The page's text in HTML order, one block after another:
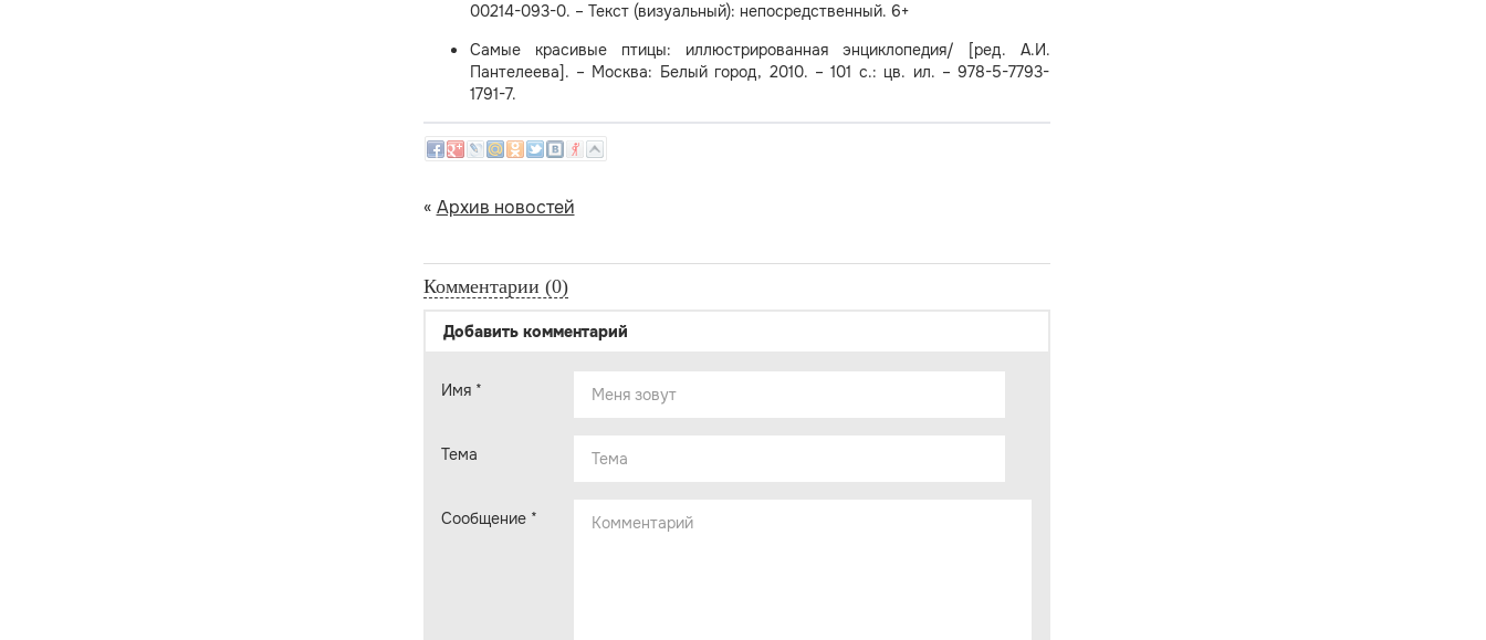
00214-093-0. – Текст (визуальный): непосредственный. 6+
Самые красивые птицы: иллюстрированная энциклопедия/ [ред. А.И.
Пантелеева]. – Москва: Белый город, 2010. – 101 с.: цв. ил. – 978-5-7793-
1791-7.
« Архив новостей
Комментарии (0)
Добавить комментарий
Имя *
Тема
Сообщение *